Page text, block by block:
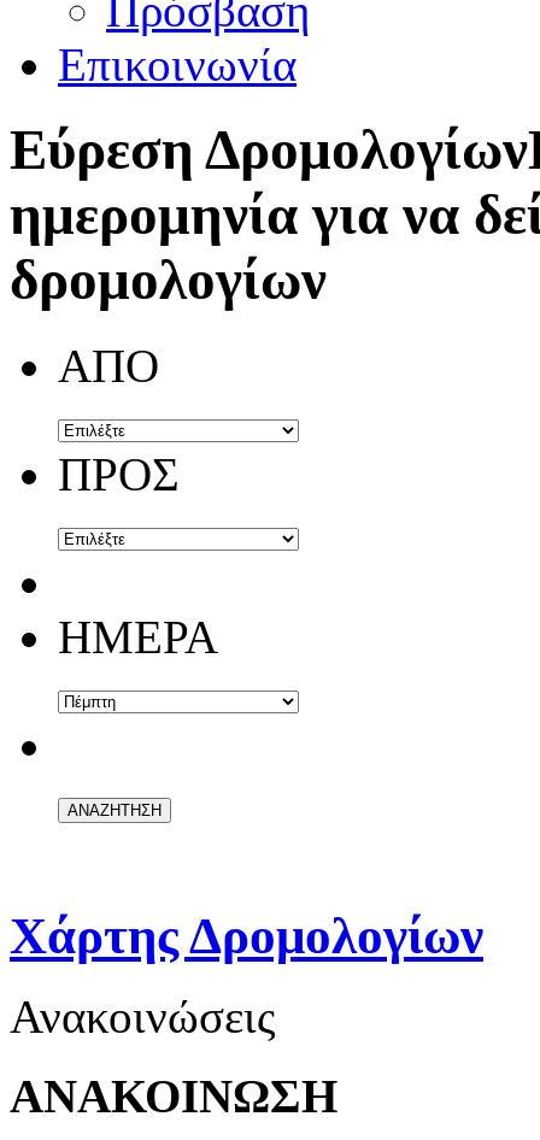
Επικοινωνία
Εύρεση Δρομολογίων
ημερομηνία για να
δρομολογίων
ΑΠΟ
ΠΡΟΣ
ΗΜΕΡΑ
Χάρτης Δρομολογίων
Ανακοινώσεις
ΑΝΑΚΟΙΝΩΣΗ